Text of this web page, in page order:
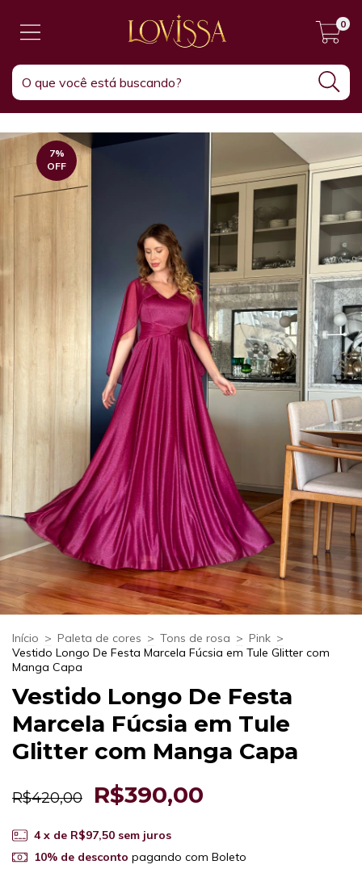
0
7%
OFF
Início > Paleta de cores > Tons de rosa > Pink >
Vestido Longo De Festa Marcela Fúcsia em Tule Glitter com
Manga Capa
Vestido Longo De Festa
Marcela Fúcsia em Tule
Glitter com Manga Capa
R$420,00 R$390,00
4 x de R$97,50 sem juros
10% de desconto pagando com Boleto